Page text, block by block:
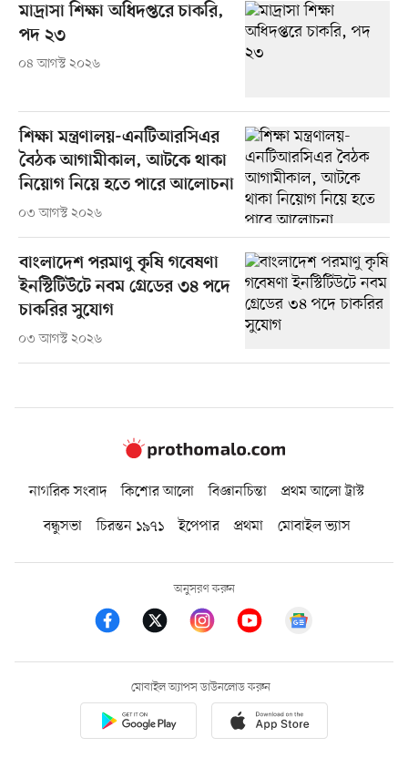
মাদ্রাসা শিক্ষা অধিদপ্তরে চাকরি,
পদ ২৩
০৪ আগস্ট ২০২৬
শিক্ষা মন্ত্রণালয়-এনটিআরসিএর
বৈঠক আগামীকাল, আটকে থাকা
নিয়োগ নিয়ে হতে পারে আলোচনা
০৩ আগস্ট ২০২৬
বাংলাদেশ পরমাণু কৃষি গবেষণা
ইনস্টিটিউটে নবম গ্রেডের ৩৪ পদে
চাকরির সুযোগ
০৩ আগস্ট ২০২৬
নাগরিক সংবাদ কিশোর আলো বিজ্ঞানচিন্তা
প্রথম আলো ট্রাস্ট
বন্ধুসভা
চিরন্তন ১৯৭১ ইপেপার প্রথমা মোবাইল ভ্যাস
অনুসরণ করুন
মোবাইল অ্যাপস ডাউনলোড করুন